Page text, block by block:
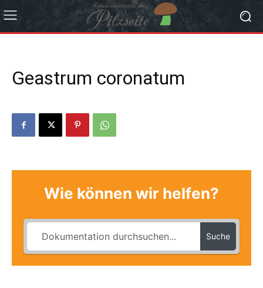
Geastrum coronatum
Wie können wir helfen?
Suche